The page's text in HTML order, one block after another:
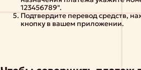
123456789".
Подтвердите перевод средств,
кнопку в вашем приложении.